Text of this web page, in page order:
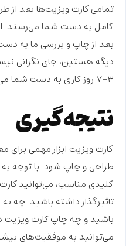
تمامی کارت ویزیت‌ها بعد
کامل به دست شما می‌رسند.
بعد از چاپ و بررسی ما به
دیگه هستین، جای نگرانی
۳-۷ روز کاری به دست شما می‌رسد.
نتیجه‌گیری
کارت ویزیت ابزار مهمی برای
طراحی و چاپ شود. با توجه
کلیدی مناسب، می‌توانید
تاثیرگذار داشته باشید. چه به
باشید و چه چاپ کارت ویزیت
می‌توانید به موفقیت‌های